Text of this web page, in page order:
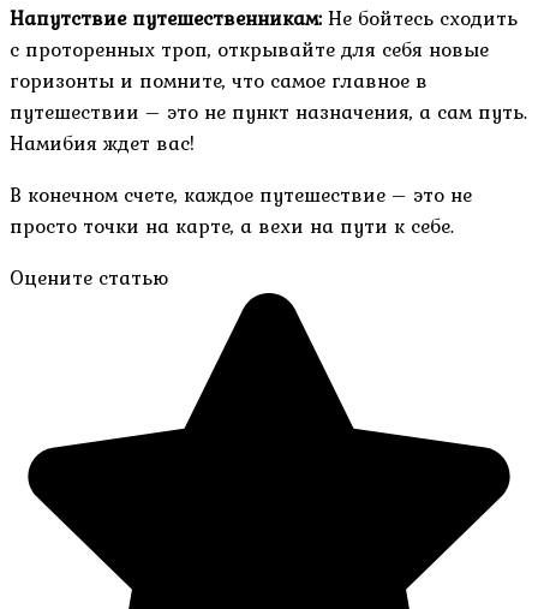
Напутствие путешественникам:Не бойтесь сходить
с проторенных троп, открывайте для себя новые
горизонты и помните, что самое главное в
путешествии – это не пункт назначения, а сам путь.
Намибия ждет вас!
В конечном счете, каждое путешествие – это не
просто точки на карте, а вехи на пути к себе.
Оцените статью